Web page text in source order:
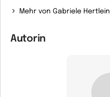
Mehr von Gabriele Hertlein
Autorin